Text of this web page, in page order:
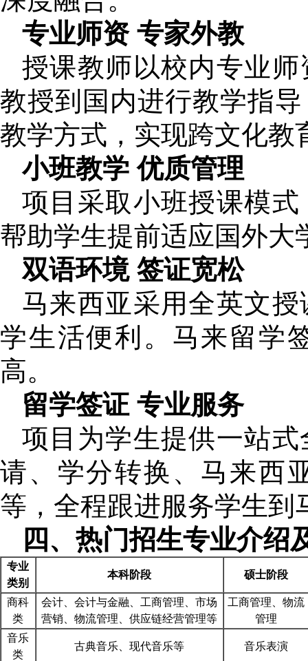
专业师资 专家外教
授课教师以校内专业
教授到国内进行教学指
教学方式，实现跨文化教
小班教学 优质管理
项目采取小班授课模
帮助学生提前适应国外大
双语环境 签证宽松
马来西亚采用全英文
学生活便利。马来留学
高。
留学签证 专业服务
项目为学生提供一站
请、学分转换、马来西
等，全程跟进服务学生到
四、热门招生专业介绍
专业
类别
本科阶段 硕士阶段
商科
类
会计、会计与金融、工商管理、市场
营销、物流管理、供应链经营管理等
工商管理、物流
管理
音乐
类
古典音乐、现代音乐等 音乐表演